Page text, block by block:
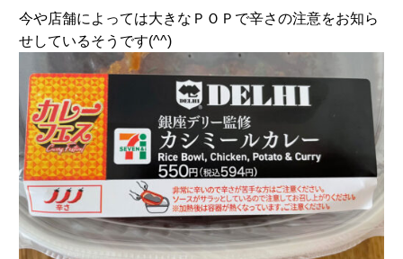
今や店舗によっては大きなＰＯＰで辛さの注意をお知ら
せしているそうです(^^)